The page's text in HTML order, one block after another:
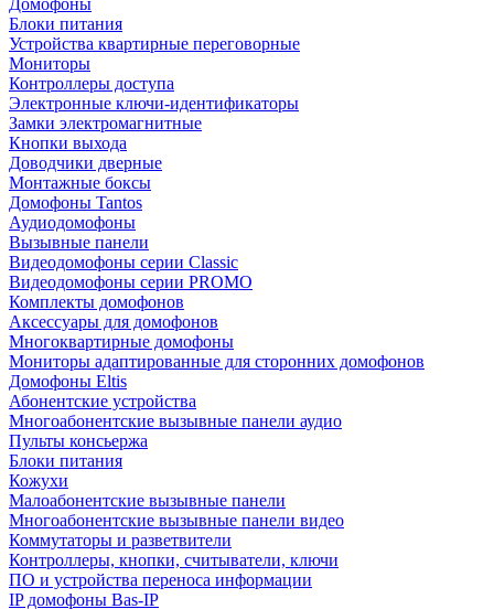
Домофоны
Блоки питания
Устройства квартирные переговорные
Мониторы
Контроллеры доступа
Электронные ключи-идентификаторы
Замки электромагнитные
Кнопки выхода
Доводчики дверные
Монтажные боксы
Домофоны Tantos
Аудиодомофоны
Вызывные панели
Видеодомофоны серии Classic
Видеодомофоны серии PROMO
Комплекты домофонов
Аксессуары для домофонов
Многоквартирные домофоны
Мониторы адаптированные для сторонних домофонов
Домофоны Eltis
Абонентские устройства
Многоабонентские вызывные панели аудио
Пульты консьержа
Блоки питания
Кожухи
Малоабонентские вызывные панели
Многоабонентские вызывные панели видео
Коммутаторы и разветвители
Контроллеры, кнопки, считыватели, ключи
ПО и устройства переноса информации
IP домофоны Bas-IP